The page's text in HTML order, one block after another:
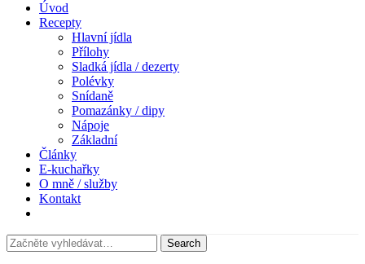
Úvod
Recepty
Hlavní jídla
Přílohy
Sladká jídla / dezerty
Polévky
Snídaně
Pomazánky / dipy
Nápoje
Základní
Články
E-kuchařky
O mně / služby
Kontakt